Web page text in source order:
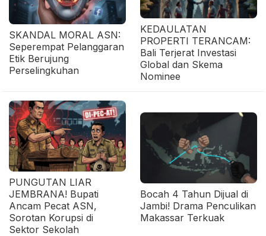
SKANDAL MORAL ASN:
Seperempat Pelanggaran
Etik Berujung
Perselingkuhan
KEDAULATAN
PROPERTI TERANCAM:
Bali Terjerat Investasi
Global dan Skema
Nominee
PUNGUTAN LIAR
JEMBRANA! Bupati
Ancam Pecat ASN,
Sorotan Korupsi di
Sektor Sekolah
Bocah 4 Tahun Dijual di
Jambi! Drama Penculikan
Makassar Terkuak